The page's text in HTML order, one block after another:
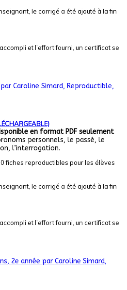
le corrigé a été ajouté à la fin
et l’effort fourni, un certificat se
en format PDF seulement
personnels, le passé, le
l’interrogation.
fiches reproductibles pour les élèves
le corrigé a été ajouté à la fin
et l’effort fourni, un certificat se